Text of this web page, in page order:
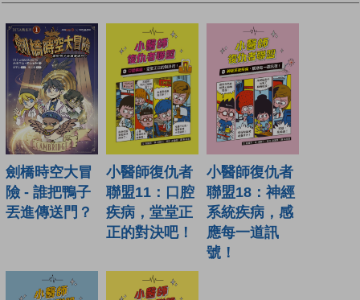
劍橋時空大冒
險 - 誰把鴨子
丟進傳送門？
小醫師復仇者
聯盟11：口腔
疾病，堂堂正
正的對決吧！
小醫師復仇者
聯盟18：神經
系統疾病，感
應每一道訊
號！